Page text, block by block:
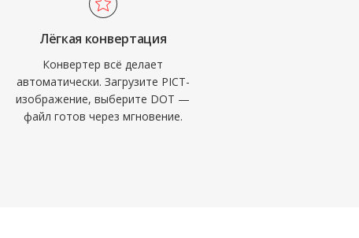
Лёгкая конвертация
Конвертер всё делает
автоматически. Загрузите PICT-
изображение, выберите DOT —
файл готов через мгновение.